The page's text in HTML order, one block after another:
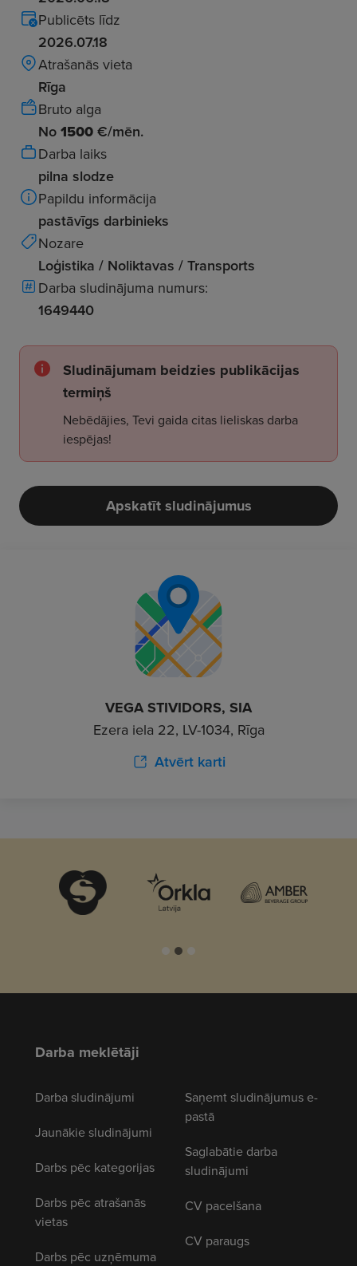
Publicēts līdz
2026.07.18
Atrašanās vieta
Rīga
Bruto alga
No 1500 €/mēn.
Darba laiks
pilna slodze
Papildu informācija
pastāvīgs darbinieks
Nozare
Loģistika / Noliktavas / Transports
Darba sludinājuma numurs:
1649440
Sludinājumam beidzies publikācijas
termiņš
Nebēdājies, Tevi gaida citas lieliskas darba
iespējas!
Apskatīt sludinājumus
VEGA STIVIDORS, SIA
Ezera iela 22, LV-1034, Rīga
Atvērt karti
Darba meklētāji
Darba sludinājumi
Jaunākie sludinājumi
Darbs pēc kategorijas
Darbs pēc atrašanās
vietas
Darbs pēc uzņēmuma
Saņemt sludinājumus e-
pastā
Saglabātie darba
sludinājumi
CV pacelšana
CV paraugs